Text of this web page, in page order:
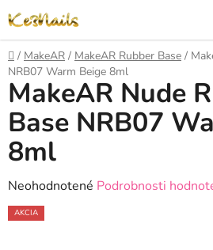
na
obsah
Domov
/ MakeAR / MakeAR Rubber Base /
NRB07 Warm Beige 8ml
MakeAR Nude
Base NRB07
8ml
Priemerné
hodnotenie
Neohodnotené Podrobnosti
AKCIA